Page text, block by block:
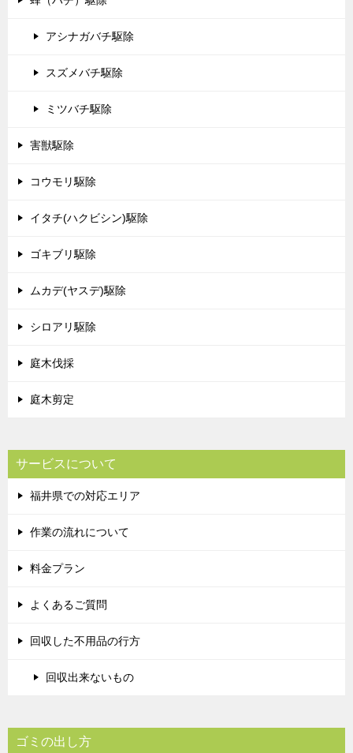
アシナガバチ駆除
スズメバチ駆除
ミツバチ駆除
害獣駆除
コウモリ駆除
イタチ(ハクビシン)駆除
ゴキブリ駆除
ムカデ(ヤスデ)駆除
シロアリ駆除
庭木伐採
庭木剪定
サービスについて
福井県での対応エリア
作業の流れについて
料金プラン
よくあるご質問
回収した不用品の行方
回収出来ないもの
ゴミの出し方